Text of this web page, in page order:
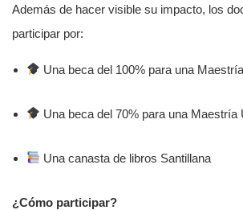
Además de hacer visible su impacto, los
participar por:
Una beca del 100% para una
Una beca del 70% para una Maestría
Una canasta de libros Santillana
¿Cómo participar?